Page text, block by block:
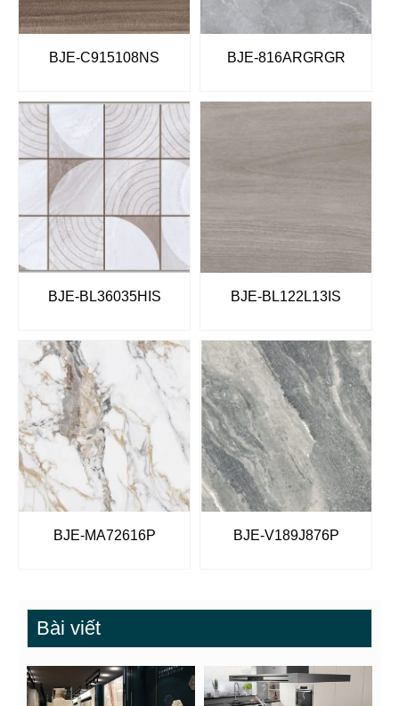
BJE-C915108NS BJE-816ARGRGR
BJE-BL36035HIS BJE-BL122L13IS
BJE-MA72616P BJE-V189J876P
Bài viết